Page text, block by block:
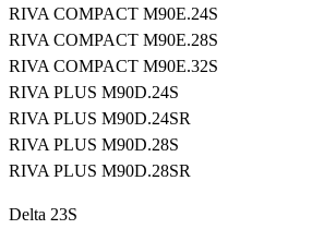
RIVA COMPACT M90E.24S
RIVA COMPACT M90E.28S
RIVA COMPACT M90E.32S
RIVA PLUS M90D.24S
RIVA PLUS M90D.24SR
RIVA PLUS M90D.28S
RIVA PLUS M90D.28SR
Delta 23S